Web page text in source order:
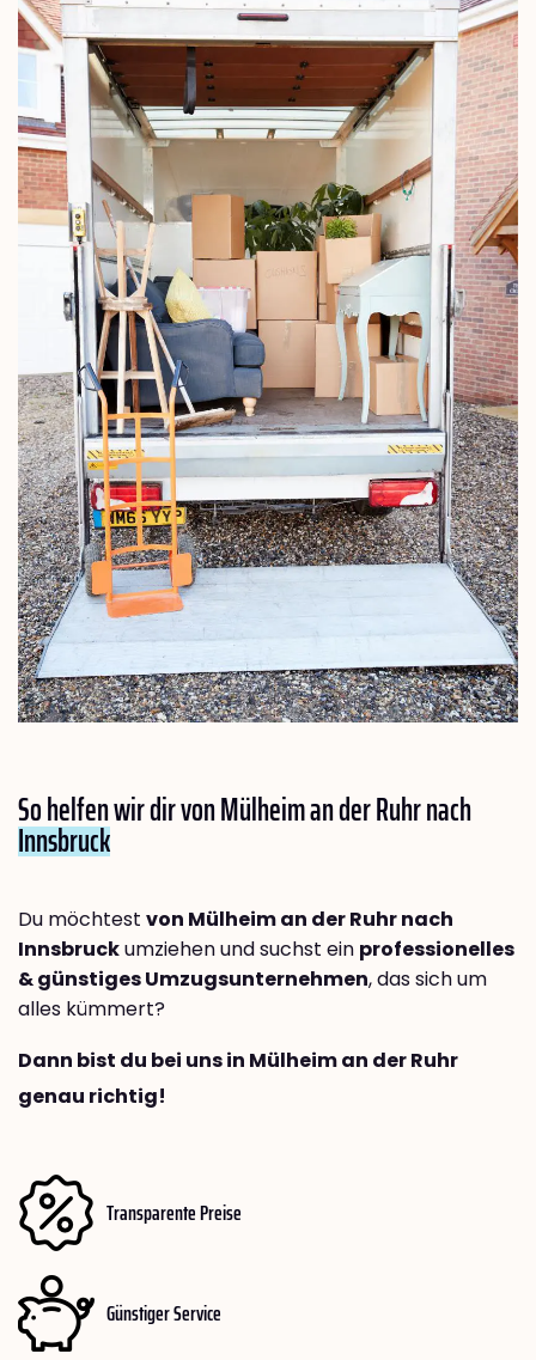
So helfen wir dir von Mülheim an der Ruhr nach
Innsbruck
Du möchtest von Mülheim an der Ruhr nach
Innsbruckumziehen und suchst ein professionelles
& günstiges Umzugsunternehmen, das sich um
alles kümmert?
Dann bist du bei uns in Mülheim an der Ruhr
genau richtig!
Transparente Preise
Günstiger Service